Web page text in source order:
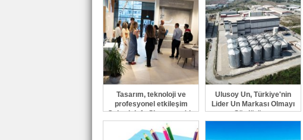
Tasarım, teknoloji ve
profesyonel etkileşim
Geberit Info Showroom'da
buluştu
Ulusoy Un, Türkiye'nin
Lider Un Markası Olmayı
Sürdürüyor